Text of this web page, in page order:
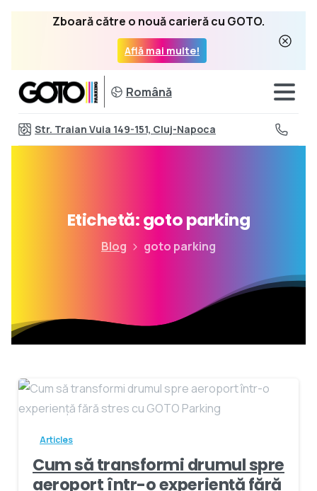
Zboară către o nouă carieră cu GOTO.
Află mai multe!
Română
Str. Traian Vuia 149-151, Cluj-Napoca
Etichetă:gotoparking
Blog goto parking
Articles
Cum să transformi drumul spre
aeroport într-o experiență fără